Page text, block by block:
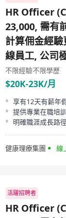
HR Officer
23,000, 需有
計算佣金經
線員工, 公司
不限經驗不限學歷
$20K-23K/月
享有12天有薪年
提供專業在職培
明確職涯成長路
健康理療集團 線
活躍招聘者
HR Officer